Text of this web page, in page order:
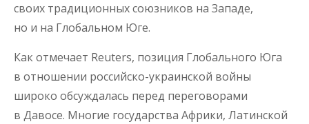
своих традиционных союзников на Западе,
но и на Глобальном Юге.
Как отмечает Reuters, позиция Глобального Юга
в отношении российско-украинской войны
широко обсуждалась перед переговорами
в Давосе. Многие государства Африки, Латинской